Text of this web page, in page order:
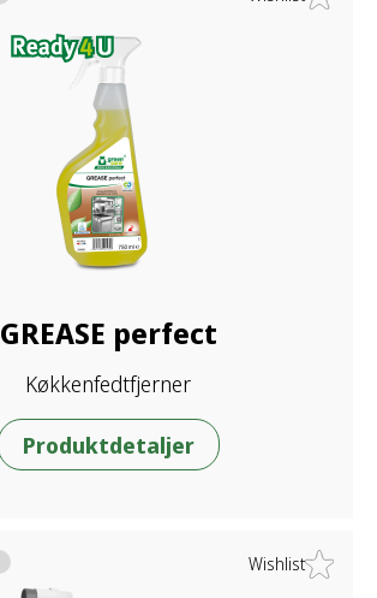
GREASE perfect
Køkkenfedtfjerner
Produktdetaljer
Wishlist